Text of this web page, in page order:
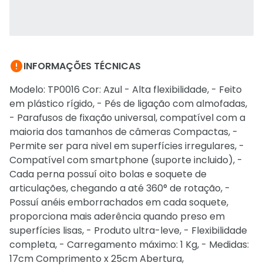
INFORMAÇÕES TÉCNICAS
Modelo: TP0016 Cor: Azul - Alta flexibilidade, - Feito
em plástico rígido, - Pés de ligação com almofadas,
- Parafusos de fixação universal, compatível com a
maioria dos tamanhos de câmeras Compactas, -
Permite ser para nivel em superfícies irregulares, -
Compatível com smartphone (suporte incluido), -
Cada perna possuí oito bolas e soquete de
articulações, chegando a até 360° de rotação, -
Possuí anéis emborrachados em cada soquete,
proporciona mais aderência quando preso em
superfícies lisas, - Produto ultra-leve, - Flexibilidade
completa, - Carregamento máximo: 1 Kg, - Medidas:
17cm Comprimento x 25cm Abertura,